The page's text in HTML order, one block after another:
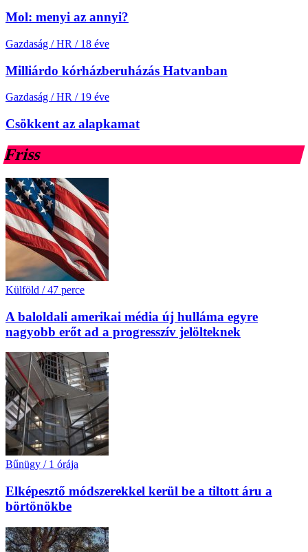
Mol: menyi az annyi?
Gazdaság / HR / 18 éve
Milliárdo kórházberuházás Hatvanban
Gazdaság / HR / 19 éve
Csökkent az alapkamat
Friss
Külföld / 47 perce
A baloldali amerikai média új hulláma egyre
nagyobb erőt ad a progresszív jelölteknek
Bűnügy / 1 órája
Elképesztő módszerekkel kerül be a tiltott áru a
börtönökbe